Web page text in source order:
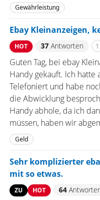
Gewährleistung
Ebay Kleinanzeigen,
HOT 37Antworten 1
Guten Tag, bei ebay
Handy gekauft. Ich
Telefoniert und habe
die Abwicklung
Handy abhole, da ich
müssen, haben wir
Geld
Sehr komplizierter
mit so etwas.
ZU HOT 64